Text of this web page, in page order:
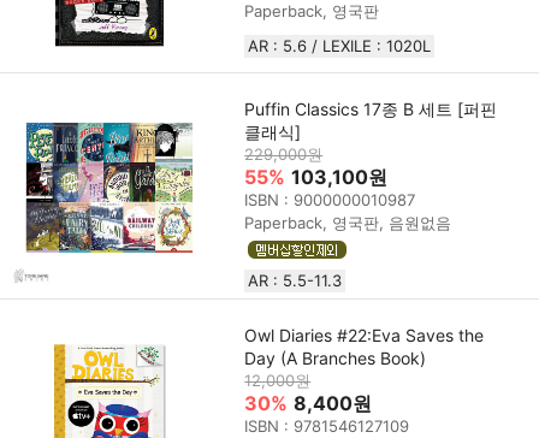
Paperback, 영국판
AR : 5.6 / LEXILE : 1020L
Puffin Classics 17종 B 세트 [퍼핀
클래식]
229,000원
55% 103,100원
ISBN : 9000000010987
Paperback, 영국판, 음원없음
AR : 5.5-11.3
Owl Diaries #22:Eva Saves the
Day (A Branches Book)
12,000원
30% 8,400원
ISBN : 9781546127109